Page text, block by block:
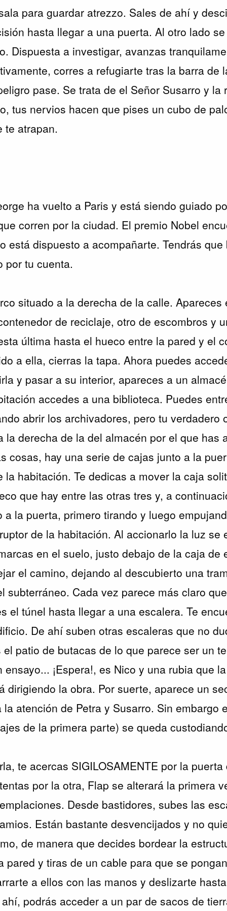
para guardar atrezzo. Sales de ahí y
hasta llegar a una puerta. Al otro lado
Dispuesta a investigar, avanzas
corres a refugiarte tras la barra de
pase. Se trata de el Señor Susarro y la
tus nervios hacen que pises un cubo de
te atrapan.
ha vuelto a Paris y está siendo guiado
corren por la ciudad. El premio Nobel
está dispuesto a acompañarte. Tendrás
por tu cuenta.
situado a la derecha de la calle. Apareces
de reciclaje, otro de escombros y
última hasta el hueco entre la pared y el
a ella, cierras la tapa. Ahora puedes
y pasar a su interior, apareces a un
accedes a una biblioteca. Puedes
abrir los archivadores, pero tu verdadero
la derecha de la del almacén por el que has
cosas, hay una serie de cajas junto a la
la habitación. Te dedicas a mover la caja
que hay entre las otras tres y, a
a la puerta, primero tirando y luego
de la habitación. Al accionarlo la luz se
en el suelo, justo debajo de la caja de
el camino, dejando al descubierto una
subterráneo. Cada vez parece más claro
el túnel hasta llegar a una escalera. Te
De ahí suben otras escaleras que no
patio de butacas de lo que parece ser un
¡Espera!, es Nico y una rubia que
dirigiendo la obra. Por suerte, aparece un
atención de Petra y Susarro. Sin embargo
de la primera parte) se queda
te acercas SIGILOSAMENTE por la
por la otra, Flap se alterará la primera
Desde bastidores, subes las
Están bastante desvencijados y no
de manera que decides bordear la
pared y tiras de un cable para que se
a ellos con las manos y deslizarte
podrás acceder a un par de sacos de